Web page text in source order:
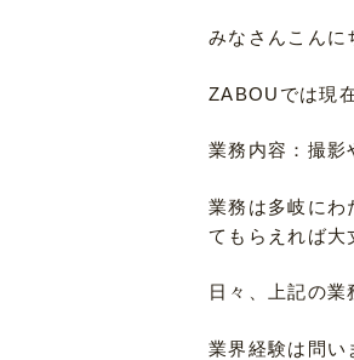
みなさんこんに
ZABOUでは現
業務内容：撮影
業務は多岐にわ
てもらえれば大
日々、上記の業
業界経験は問い